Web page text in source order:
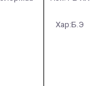
Хар:Б.Э